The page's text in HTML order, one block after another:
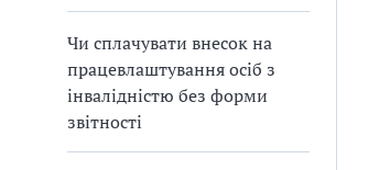
Чи сплачувати внесок на
працевлаштування осіб з
інвалідністю без форми
звітності